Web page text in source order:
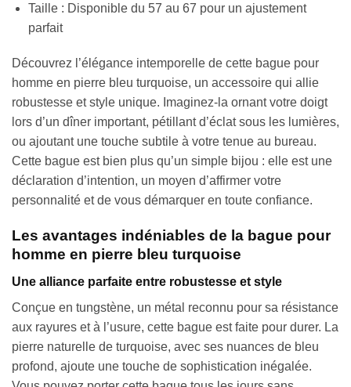
Taille : Disponible du 57 au 67 pour un ajustement
parfait
Découvrez l’élégance intemporelle de cette bague pour
homme en pierre bleu turquoise, un accessoire qui allie
robustesse et style unique. Imaginez-la ornant votre doigt
lors d’un dîner important, pétillant d’éclat sous les lumières,
ou ajoutant une touche subtile à votre tenue au bureau.
Cette bague est bien plus qu’un simple bijou : elle est une
déclaration d’intention, un moyen d’affirmer votre
personnalité et de vous démarquer en toute confiance.
Les avantages indéniables de la bague pour
homme en pierre bleu turquoise
Une alliance parfaite entre robustesse et style
Conçue en tungstène, un métal reconnu pour sa résistance
aux rayures et à l’usure, cette bague est faite pour durer. La
pierre naturelle de turquoise, avec ses nuances de bleu
profond, ajoute une touche de sophistication inégalée.